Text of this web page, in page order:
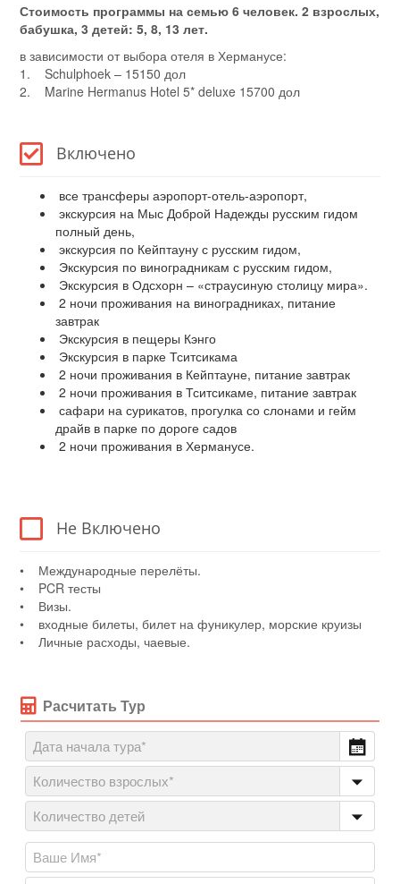
Стоимость программы на семью 6 человек. 2 взрослых,
бабушка, 3 детей: 5, 8, 13 лет.
в зависимости от выбора отеля в Херманусе:
1. Schulphoek – 15150 дол
2. Marine Hermanus Hotel 5* deluxe 15700 дол
Включено
все трансферы аэропорт-отель-аэропорт,
экскурсия на Мыс Доброй Надежды русским гидом
полный день,
экскурсия по Кейптауну с русским гидом,
Экскурсия по виноградникам с русским гидом,
Экскурсия в Одсхорн – «страусиную столицу мира».
2 ночи проживания на виноградниках, питание
завтрак
Экскурсия в пещеры Кэнго
Экскурсия в парке Тситсикама
2 ночи проживания в Кейптауне, питание завтрак
2 ночи проживания в Тситсикаме, питание завтрак
сафари на сурикатов, прогулка со слонами и гейм
драйв в парке по дороге садов
2 ночи проживания в Херманусе.
Не Включено
• Международные перелёты.
• PCR тесты
• Визы.
• входные билеты, билет на фуникулер, морские круизы
• Личные расходы, чаевые.
Расчитать Тур